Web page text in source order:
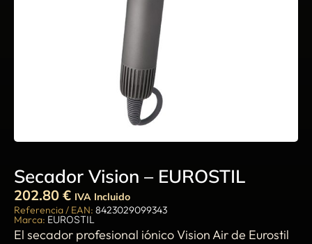
Secador Vision – EUROSTIL
202.80 € IVA Incluido
Referencia / EAN: 8423029099343
Marca: EUROSTIL
El secador profesional iónico Vision Air de Eurostil